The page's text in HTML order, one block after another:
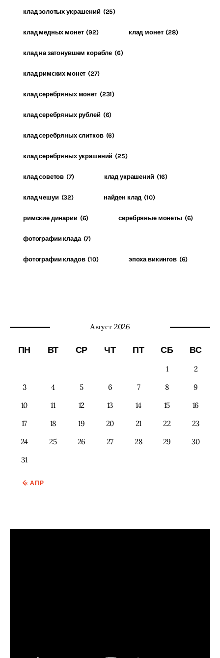
клад золотых украшений (25)
клад медных монет (92) клад монет (28)
клад на затонувшем корабле (6)
клад римских монет (27)
клад серебряных монет (231)
клад серебряных рублей (6)
клад серебряных слитков (6)
клад серебряных украшений (25)
клад советов (7) клад украшений (16)
клад чешуи (32) найден клад (10)
римские динарии (6) серебряные монеты (6)
фотографии клада (7)
фотографии кладов (10) эпоха викингов (6)
Август 2026
ПН ВТ СР ЧТ ПТ СБ ВС
1
2
3
4 5 6 7 8
9
10
11 12 13 14 15
16
17
18 19 20 21 22
23
24
25 26 27 28 29
30
31
« АПР